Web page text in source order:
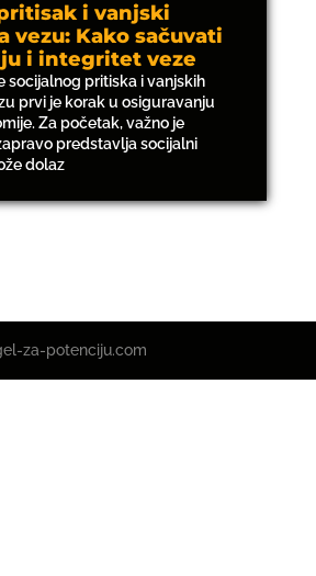
i vanjski
vezu: Kako sačuvati
i integritet veze
socijalnog pritiska i vanjskih
prvi je korak u osiguravanju
Za početak, važno je
predstavlja socijalni
dolaz
za-potenciju.com